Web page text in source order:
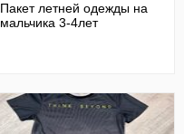
Пакет летней одежды на
мальчика 3-4лет